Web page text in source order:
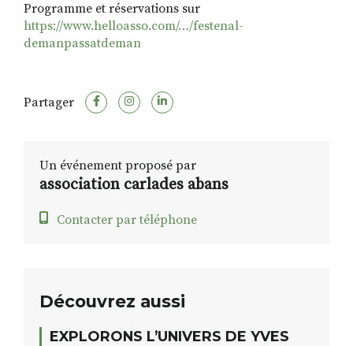
Programme et réservations sur
https://www.helloasso.com/…/festenal-
demanpassatdeman
Partager
Un événement proposé par
association carlades abans
Contacter par téléphone
Découvrez aussi
EXPLORONS L’UNIVERS DE YVES